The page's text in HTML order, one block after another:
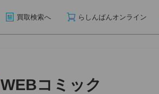
買取検索へ らしんばんオンライン
WEBコミック